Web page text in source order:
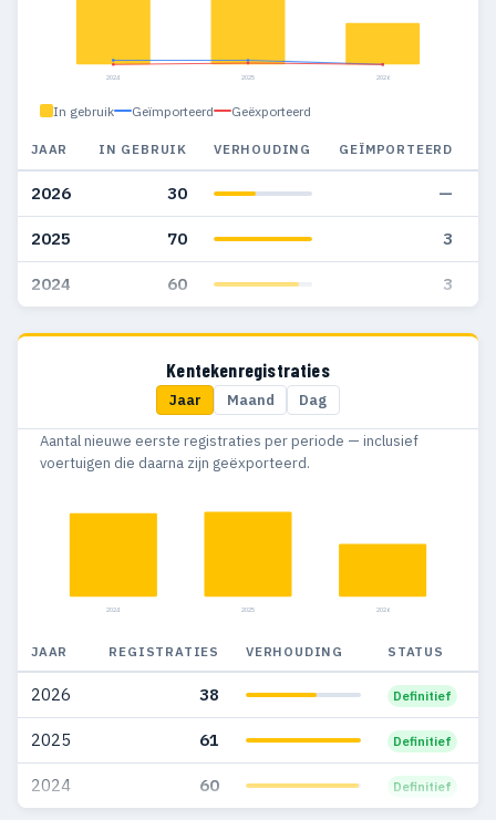
2024 2025 2026
In gebruik Geïmporteerd Geëxporteerd
JAAR IN GEBRUIK VERHOUDING GEÏMPORTEERD
2026 30 —
2025 70 3
2024 60 3
Kentekenregistraties
Jaar Maand Dag
Aantal nieuwe eerste registraties per periode — inclusief
voertuigen die daarna zijn geëxporteerd.
2024 2025 2026
JAAR REGISTRATIES VERHOUDING STATUS
2026 38 Definitief
2025 61 Definitief
2024 60 Definitief